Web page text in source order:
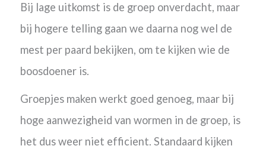
Bij lage uitkomst is de groep onverdacht, maar
bij hogere telling gaan we daarna nog wel de
mest per paard bekijken, om te kijken wie de
boosdoener is.
Groepjes maken werkt goed genoeg, maar bij
hoge aanwezigheid van wormen in de groep, is
het dus weer niet efficient. Standaard kijken